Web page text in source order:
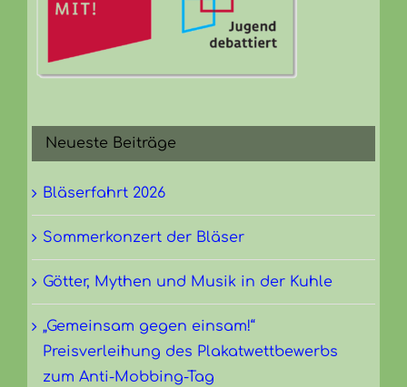
Neueste Beiträge
Bläserfahrt 2026
Sommerkonzert der Bläser
Götter, Mythen und Musik in der Kuhle
„Gemeinsam gegen einsam!“
Preisverleihung des Plakatwettbewerbs
zum Anti-Mobbing-Tag